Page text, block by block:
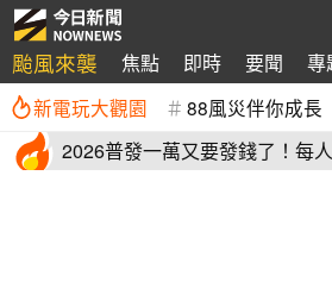
颱風來襲 焦點 即時 要聞 專
新電玩大觀園 88風災伴你成長
2026普發一萬又要發錢了！每